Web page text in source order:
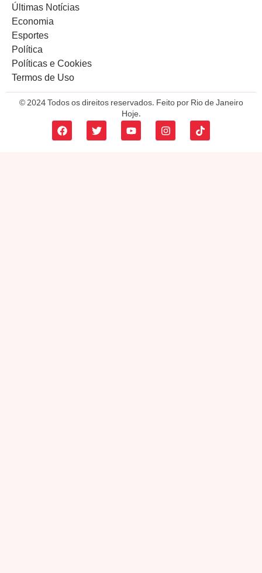
Últimas Notícias
Economia
Esportes
Política
Políticas e Cookies
Termos de Uso
© 2024 Todos os direitos reservados. Feito por Rio de Janeiro
Hoje.